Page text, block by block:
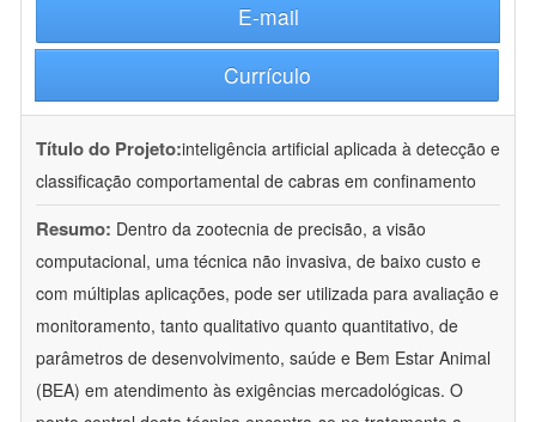
E-mail
Currículo
Título do Projeto:inteligência artificial aplicada à detecção e
classificação comportamental de cabras em confinamento
Resumo: Dentro da zootecnia de precisão, a visão
computacional, uma técnica não invasiva, de baixo custo e
com múltiplas aplicações, pode ser utilizada para avaliação e
monitoramento, tanto qualitativo quanto quantitativo, de
parâmetros de desenvolvimento, saúde e Bem Estar Animal
(BEA) em atendimento às exigências mercadológicas. O